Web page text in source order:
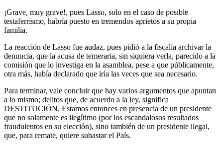
¡Grave, muy grave!, pues Lasso, solo en el caso de posible
testaferrismo, habría puesto en tremendos aprietos a su propia
familia.
La reacción de Lasso fue audaz, pues pidió a la fiscalía archivar la
denuncia, que la acusa de temeraria, sin siquiera verla, parecido a la
comisión que lo investiga en la asamblea, pese a que públicamente,
otra más, había declarado que iría las veces que sea necesario.
Para terminar, vale concluir que hay varios argumentos que apuntan
a lo mismo; delitos que, de acuerdo a la ley, significa
DESTITUCIÓN. Estamos entonces en presencia de un presidente
que no solamente es ilegítimo (por los escandalosos resultados
fraudulentos en su elección), sino también de un presidente ilegal,
que, para remate, quiere subastar el País.